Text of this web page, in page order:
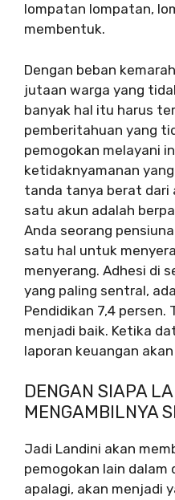
lompatan lompatan,
membentuk.
Dengan beban
jutaan warga yang
banyak hal itu harus
pemberitahuan yang
pemogokan melayani
ketidaknyamanan
tanda tanya berat dari
satu akun adalah
Anda seorang
satu hal untuk
menyerang. Adhesi di
yang paling sentral,
Pendidikan 7,4 persen.
menjadi baik. Ketika
laporan keuangan
DENGAN SIAPA
MENGAMBILNYA
Jadi Landini akan
pemogokan lain dalam
apalagi, akan menjadi